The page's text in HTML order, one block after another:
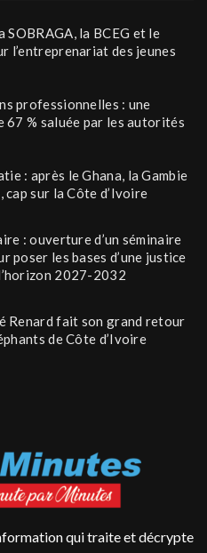
SOBRAGA, la BCEG et le
l’entreprenariat des jeunes
professionnelles : une
67 % saluée par les autorités
: après le Ghana, la Gambie
cap sur la Côte d’Ivoire
: ouverture d’un séminaire
poser les bases d’une justice
2027-2032
Renard fait son grand retour
de Côte d’Ivoire
qui traite et décrypte